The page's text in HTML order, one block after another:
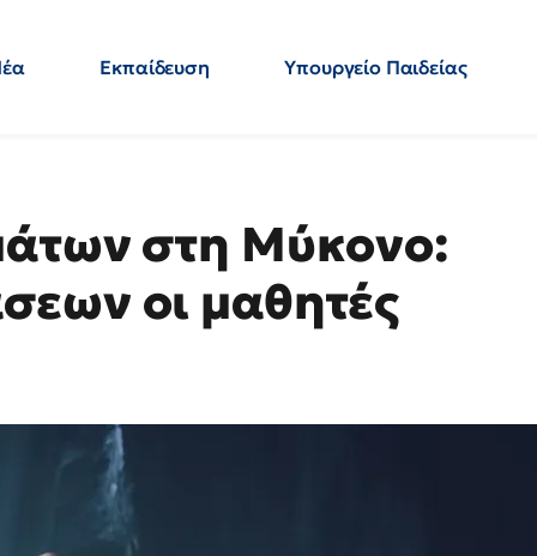
Εκπαίδευση
Υπουργείο Παιδείας
στη Μύκονο:
οι μαθητές